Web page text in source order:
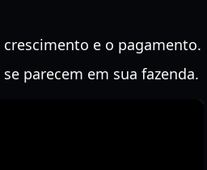
e o pagamento.
parecem em sua fazenda.